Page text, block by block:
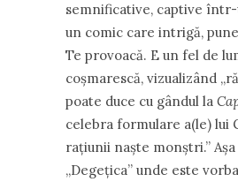
semnificative, captive
un comic care intrigă,
Te provoacă. E un fel de
coşmarescă, vizualizând
poate duce cu gândul la
celebra formulare a(le) lui
raţiunii naşte monştri.”
,,Degeţica” unde este